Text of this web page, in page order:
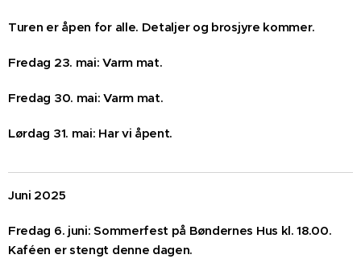
Turen er åpen for alle. Detaljer og brosjyre kommer.
Fredag 23. mai: Varm mat.
Fredag 30. mai: Varm mat.
Lørdag 31. mai: Har vi åpent.
Juni 2025
Fredag 6. juni: Sommerfest på Bøndernes Hus kl. 18.00.
Kaféen er stengt denne dagen.